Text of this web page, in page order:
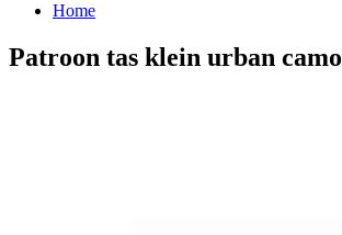
Home
Patroon tas klein urban camo